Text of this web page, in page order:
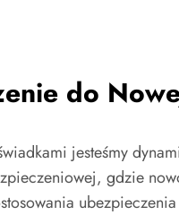
do
jesteśmy
gdzie